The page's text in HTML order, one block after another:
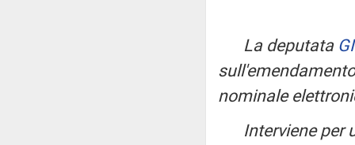
La deputata
nominale
Interviene per